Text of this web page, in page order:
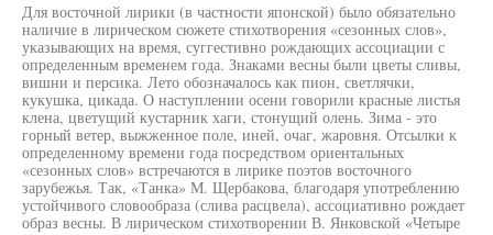
Для восточной лирики (в частности японской) было обязательно
наличие в лирическом сюжете стихотворения «сезонных слов»,
указывающих на время, суггестивно рождающих ассоциации с
определенным временем года. Знаками весны были цветы сливы,
вишни и персика. Лето обозначалось как пион, светлячки,
кукушка, цикада. О наступлении осени говорили красные листья
клена, цветущий кустарник хаги, стонущий олень. Зима - это
горный ветер, выжженное поле, иней, очаг, жаровня. Отсылки к
определенному времени года посредством ориентальных
«сезонных слов» встречаются в лирике поэтов восточного
зарубежья. Так, «Танка» М. Щербакова, благодаря употреблению
устойчивого словообраза (слива расцвела), ассоциативно рождает
образ весны. В лирическом стихотворении В. Янковской «Четыре